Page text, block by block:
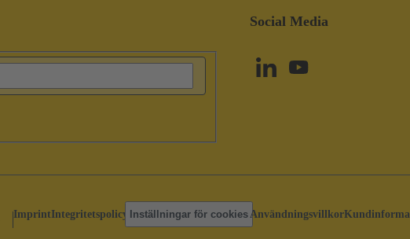
Social Media
ImprintIntegritetspolicy Inställningar för cookiesAnvändningsvillkor